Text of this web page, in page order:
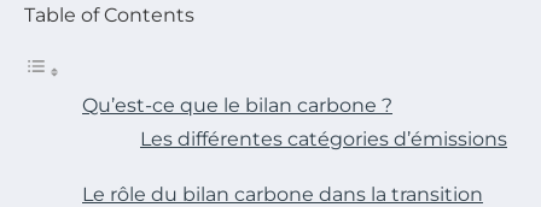
Table of Contents
Qu’est-ce que le bilan carbone ?
Les différentes catégories d’émissions
Le rôle du bilan carbone dans la transition